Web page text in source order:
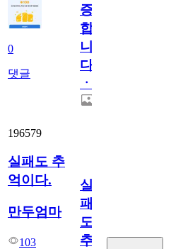
0
댓글
증
합
니
다
ㆍ
196579
실패도 추
억이다.
만두엄마
103
실
패
도
추